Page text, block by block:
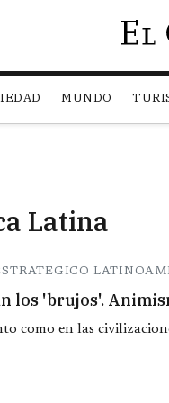
MUNDO
Latina
los 'brujos'.
como en las